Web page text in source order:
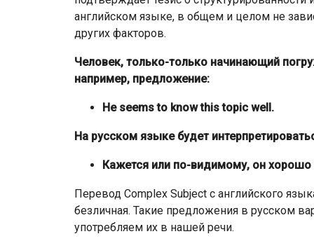
английском языке, в общем и целом не
других факторов.
Человек, только-только начинающий
например, предложение:
He seems to know this topic well.
На русском языке будет
Кажется или по-видимому, он хорошо
Перевод Complex Subject с английского
безличная. Такие предложения в русском
употребляем их в нашей речи.